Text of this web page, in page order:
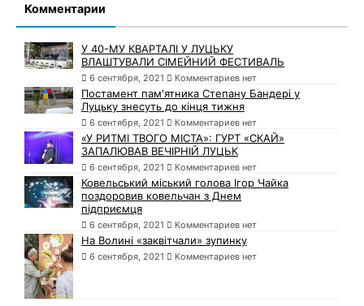
Комментарии
У 40-МУ КВАРТАЛІ У ЛУЦЬКУ
ВЛАШТУВАЛИ СІМЕЙНИЙ ФЕСТИВАЛЬ
6 сентября, 2021 Комментариев нет
Постамент пам'ятника Степану Бандері у
Луцьку знесуть до кінця тижня
6 сентября, 2021 Комментариев нет
«У РИТМІ ТВОГО МІСТА»: ГУРТ «СКАЙ»
ЗАПАЛЮВАВ ВЕЧІРНІЙ ЛУЦЬК
6 сентября, 2021 Комментариев нет
Ковельський міський голова Ігор Чайка
поздоровив ковельчан з Днем
підприємця
6 сентября, 2021 Комментариев нет
На Волині «заквітчали» зупинку
6 сентября, 2021 Комментариев нет